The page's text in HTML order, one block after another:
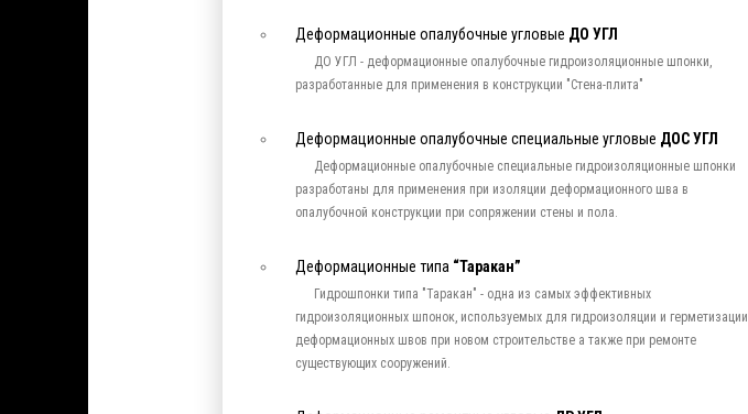
Деформационные опалубочные угловые ДО УГЛ
ДО УГЛ - деформационные опалубочные гидроизоляционные шпонки,
разработанные для применения в конструкции "Стена-плита"
Деформационные опалубочные специальные угловые ДОС УГЛ
Деформационные опалубочные специальные гидроизоляционные шпонки
разработаны для применения при изоляции деформационного шва в
опалубочной конструкции при сопряжении стены и пола.
Деформационные типа “Таракан”
Гидрошпонки типа "Таракан" - одна из самых эффективных
гидроизоляционных шпонок, используемых для гидроизоляции и герметизации
деформационных швов при новом строительстве а также при ремонте
существующих сооружений.